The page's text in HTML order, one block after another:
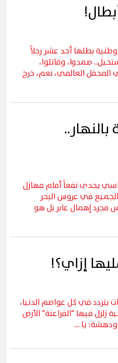
بطلها أحد عشر رجلاً
صمدوا، وقاتلوا،
المحفل العالمي، نعم، خرج
يجدى نفعاً أمام مهازل
في عروس البحر
مجرد إهمال عابر بل هو
إزاي؟!
يتردد في كل عواصم الدنيا،
زلزل فيها "الفراعنة" الأرض
يا ...